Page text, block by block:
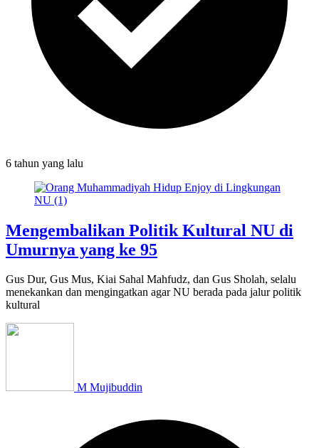
6 tahun yang lalu
Mengembalikan Politik Kultural NU di
Umurnya yang ke 95
Gus Dur, Gus Mus, Kiai Sahal Mahfudz, dan Gus Sholah, selalu
menekankan dan mengingatkan agar NU berada pada jalur politik
kultural
M Mujibuddin